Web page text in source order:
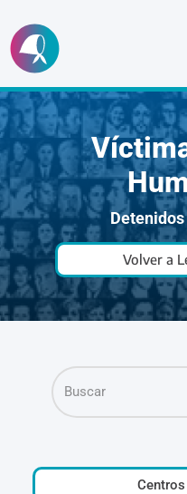
Ir
al
contenido
Volver a